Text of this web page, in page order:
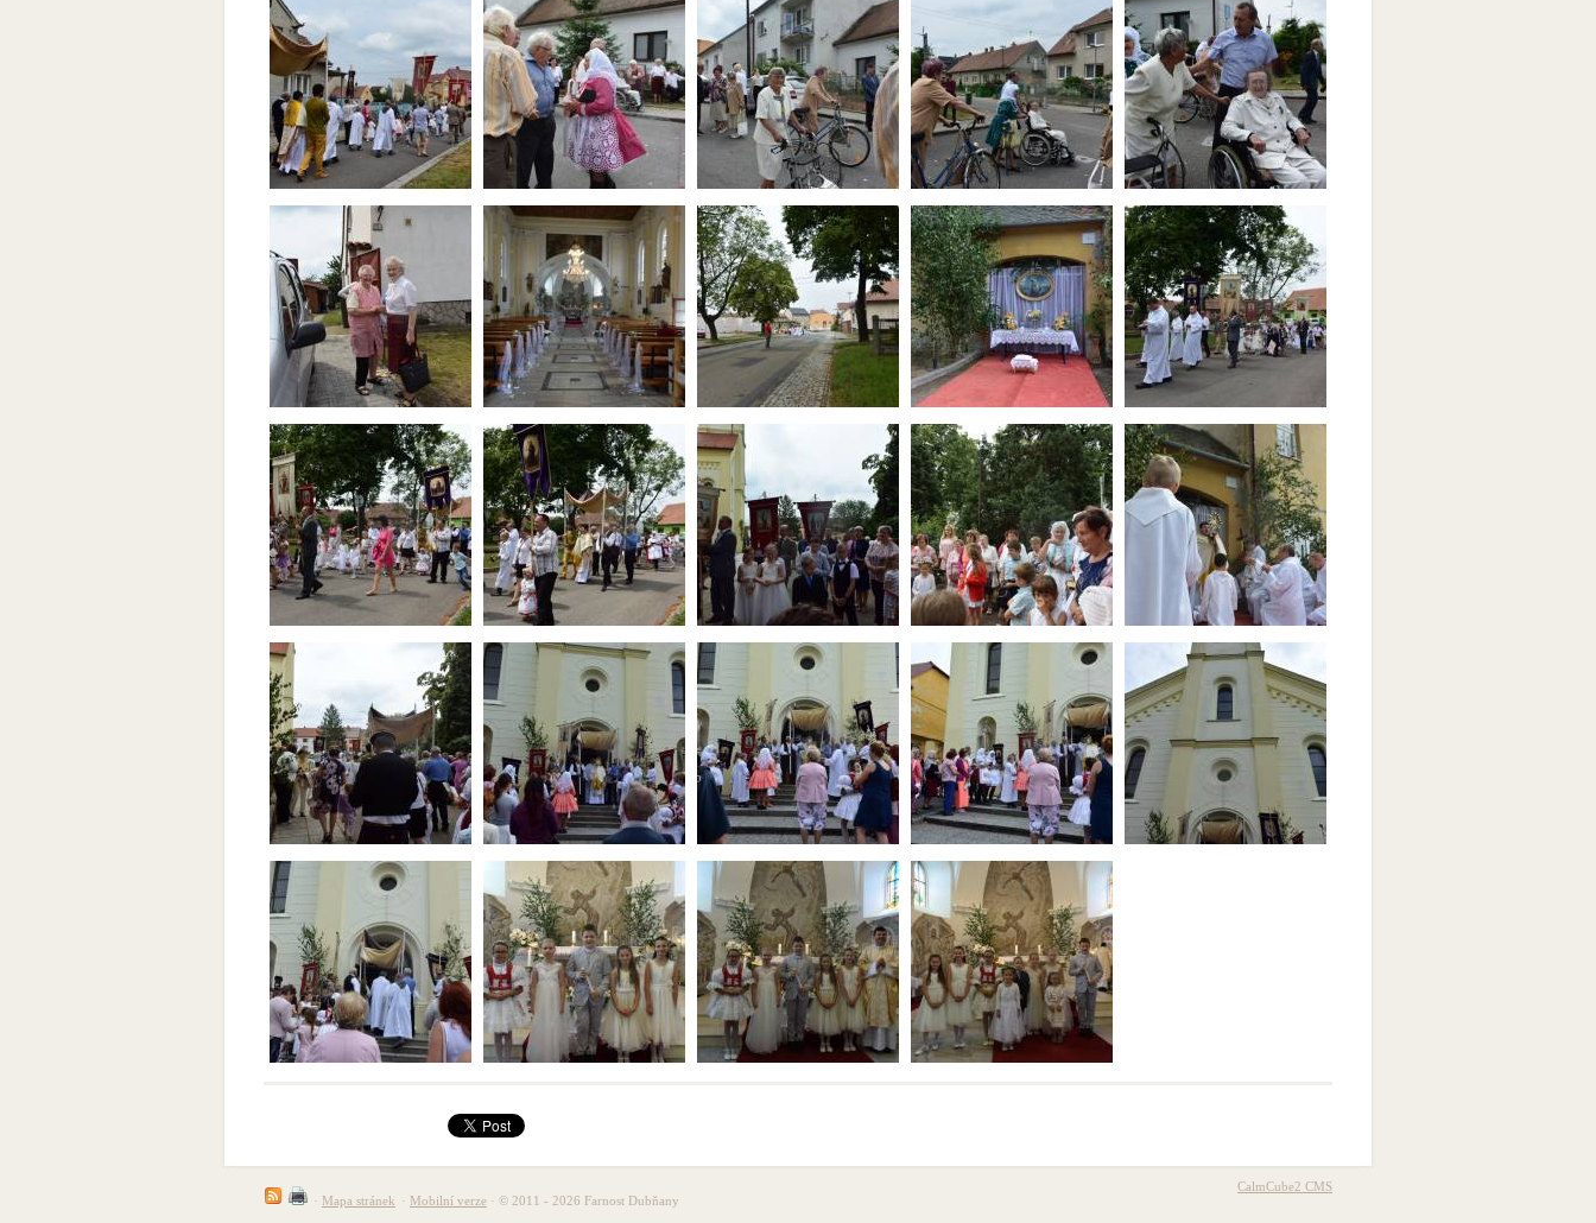
CalmCube2 CMS
· Mapa stránek · Mobilní verze · © 2011 - 2026 Farnost Dubňany